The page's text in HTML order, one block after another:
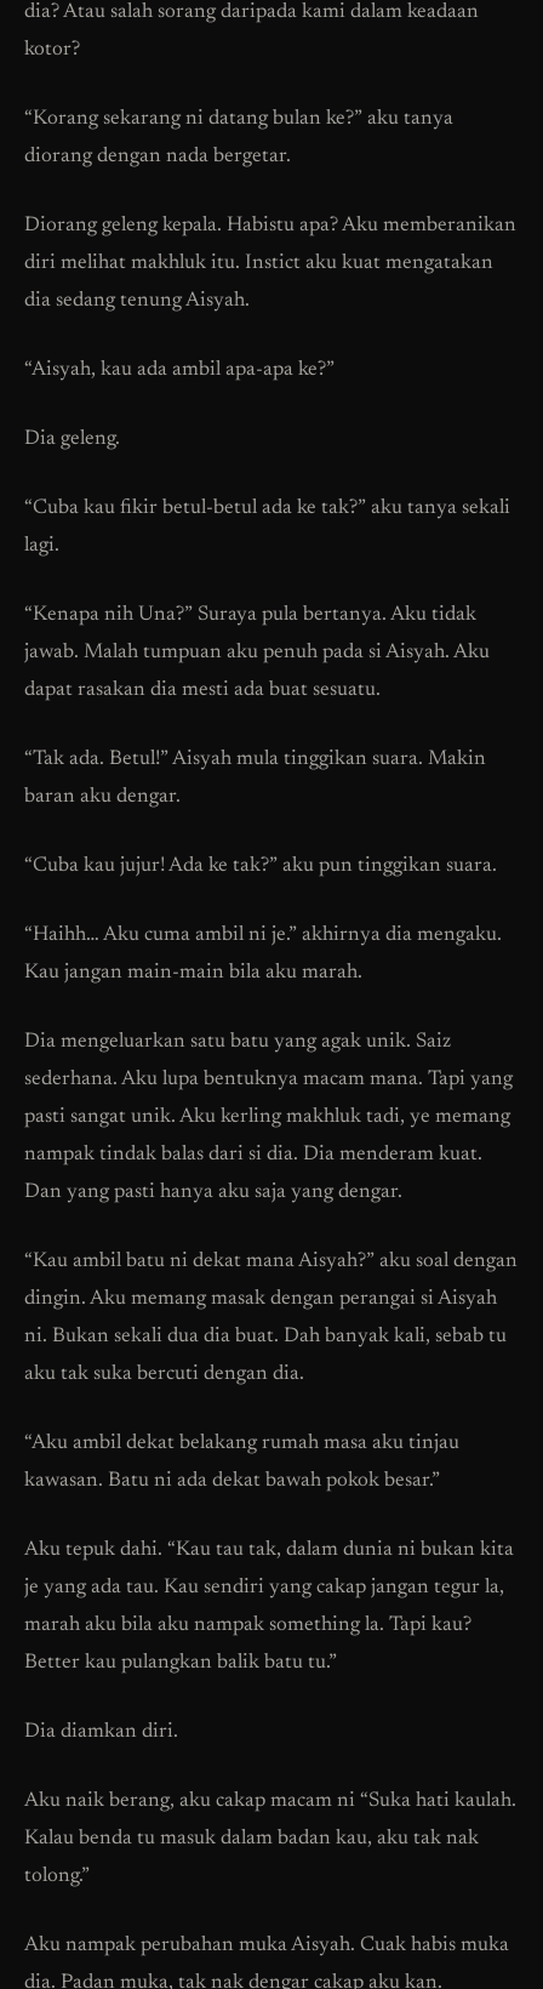
dia? Atau salah sorang daripada kami dalam keadaan
kotor?
“Korang sekarang ni datang bulan ke?” aku tanya
diorang dengan nada bergetar.
Diorang geleng kepala. Habistu apa? Aku memberanikan
diri melihat makhluk itu. Instict aku kuat mengatakan
dia sedang tenung Aisyah.
“Aisyah, kau ada ambil apa-apa ke?”
Dia geleng.
“Cuba kau fikir betul-betul ada ke tak?” aku tanya sekali
lagi.
“Kenapa nih Una?” Suraya pula bertanya. Aku tidak
jawab. Malah tumpuan aku penuh pada si Aisyah. Aku
dapat rasakan dia mesti ada buat sesuatu.
“Tak ada. Betul!” Aisyah mula tinggikan suara. Makin
baran aku dengar.
“Cuba kau jujur! Ada ke tak?” aku pun tinggikan suara.
“Haihh… Aku cuma ambil ni je.” akhirnya dia mengaku.
Kau jangan main-main bila aku marah.
Dia mengeluarkan satu batu yang agak unik. Saiz
sederhana. Aku lupa bentuknya macam mana. Tapi yang
pasti sangat unik. Aku kerling makhluk tadi, ye memang
nampak tindak balas dari si dia. Dia menderam kuat.
Dan yang pasti hanya aku saja yang dengar.
“Kau ambil batu ni dekat mana Aisyah?” aku soal dengan
dingin. Aku memang masak dengan perangai si Aisyah
ni. Bukan sekali dua dia buat. Dah banyak kali, sebab tu
aku tak suka bercuti dengan dia.
“Aku ambil dekat belakang rumah masa aku tinjau
kawasan. Batu ni ada dekat bawah pokok besar.”
Aku tepuk dahi. “Kau tau tak, dalam dunia ni bukan kita
je yang ada tau. Kau sendiri yang cakap jangan tegur la,
marah aku bila aku nampak something la. Tapi kau?
Better kau pulangkan balik batu tu.”
Dia diamkan diri.
Aku naik berang, aku cakap macam ni “Suka hati kaulah.
Kalau benda tu masuk dalam badan kau, aku tak nak
tolong.”
Aku nampak perubahan muka Aisyah. Cuak habis muka
dia. Padan muka, tak nak dengar cakap aku kan.